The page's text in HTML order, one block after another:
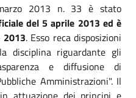
2013 n. 33 è stato
del 5 aprile 2013 ed è
. Esso reca disposizioni
disciplina riguardante gli
e diffusione di
Amministrazioni". Il